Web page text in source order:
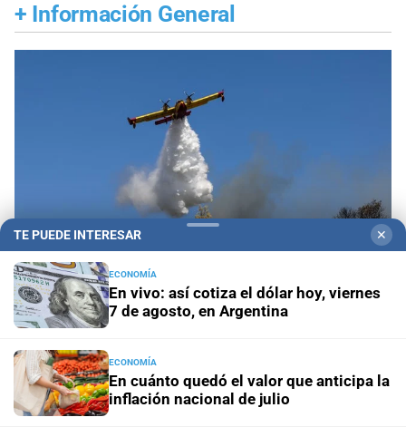
+ Información General
Propiedad privada y derechos
ambientales cuestionan la reforma por su posible
regresión en materia ambiental
El diario cumple 108 años
TE PUEDE INTERESAR ✕
ECONOMÍA
En vivo: así cotiza el dólar hoy, viernes
7 de agosto, en Argentina
ECONOMÍA
En cuánto quedó el valor que anticipa la
inflación nacional de julio